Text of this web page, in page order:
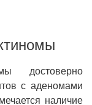
достоверно
с аденомами
наличие